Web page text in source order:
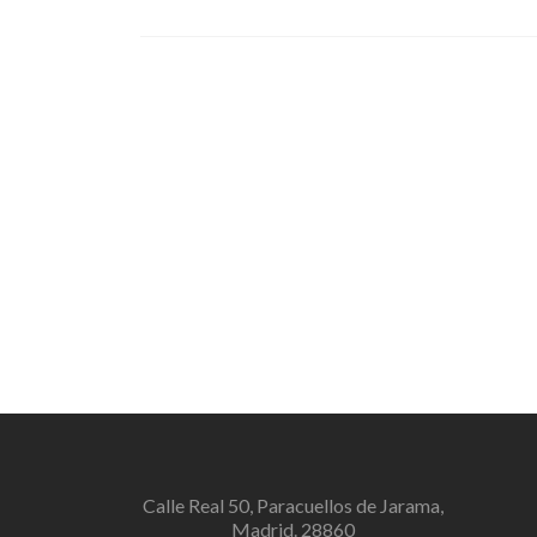
Calle Real 50, Paracuellos de Jarama,
Madrid. 28860